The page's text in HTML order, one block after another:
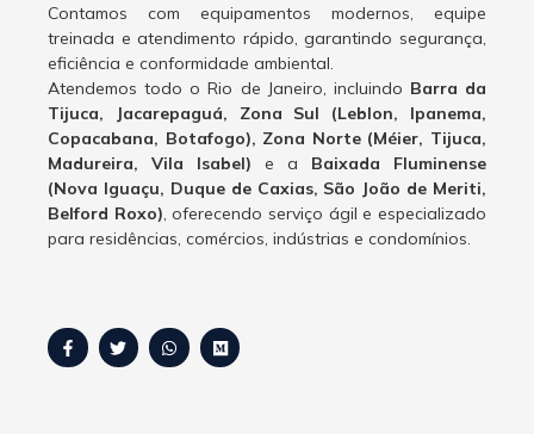
Contamos com equipamentos modernos, equipe
treinada e atendimento rápido, garantindo segurança,
eficiência e conformidade ambiental.
Atendemos todo o Rio de Janeiro, incluindo Barra da
Tijuca, Jacarepaguá, Zona Sul (Leblon, Ipanema,
Copacabana, Botafogo), Zona Norte (Méier, Tijuca,
Madureira, Vila Isabel) e a Baixada Fluminense
(Nova Iguaçu, Duque de Caxias, São João de Meriti,
Belford Roxo), oferecendo serviço ágil e especializado
para residências, comércios, indústrias e condomínios.